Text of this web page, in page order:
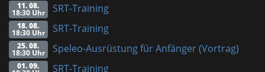
11. 08.
18:30 Uhr SRT-Training
18. 08.
18:30 Uhr SRT-Training
25. 08.
18:30 Uhr Speleo-Ausrüstung für Anfänger (Vortrag)
01. 09. SRT-Training